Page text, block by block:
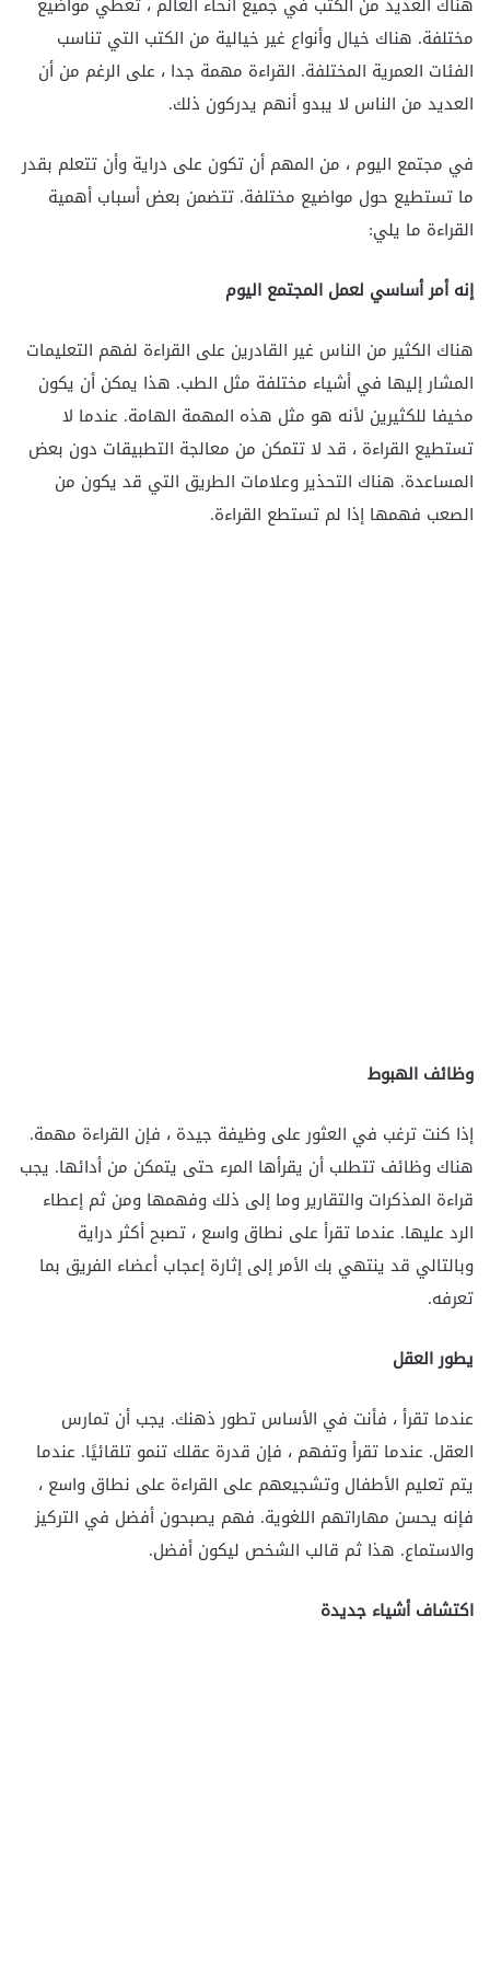
مختلفة. هناك خيال وأنواع غير خيالية من الكتب التي تناسب
الفئات العمرية المختلفة. القراءة مهمة جدا ، على الرغم من أن
العديد من الناس لا يبدو أنهم يدركون ذلك.
في مجتمع اليوم ، من المهم أن تكون على دراية وأن تتعلم بقدر
ما تستطيع حول مواضيع مختلفة. تتضمن بعض أسباب أهمية
القراءة ما يلي:
إنه أمر أساسي لعمل المجتمع اليوم
هناك الكثير من الناس غير القادرين على القراءة لفهم التعليمات
المشار إليها في أشياء مختلفة مثل الطب. هذا يمكن أن يكون
مخيفا للكثيرين لأنه هو مثل هذه المهمة الهامة. عندما لا
تستطيع القراءة ، قد لا تتمكن من معالجة التطبيقات دون بعض
المساعدة. هناك التحذير وعلامات الطريق التي قد يكون من
الصعب فهمها إذا لم تستطع القراءة.
وظائف الهبوط
إذا كنت ترغب في العثور على وظيفة جيدة ، فإن القراءة مهمة.
هناك وظائف تتطلب أن يقرأها المرء حتى يتمكن من أدائها. يجب
قراءة المذكرات والتقارير وما إلى ذلك وفهمها ومن ثم إعطاء
الرد عليها. عندما تقرأ على نطاق واسع ، تصبح أكثر دراية
وبالتالي قد ينتهي بك الأمر إلى إثارة إعجاب أعضاء الفريق بما
تعرفه.
يطور العقل
عندما تقرأ ، فأنت في الأساس تطور ذهنك. يجب أن تمارس
العقل. عندما تقرأ وتفهم ، فإن قدرة عقلك تنمو تلقائيًا. عندما
يتم تعليم الأطفال وتشجيعهم على القراءة على نطاق واسع ،
فإنه يحسن مهاراتهم اللغوية. فهم يصبحون أفضل في التركيز
والاستماع. هذا ثم قالب الشخص ليكون أفضل.
اكتشاف أشياء جديدة